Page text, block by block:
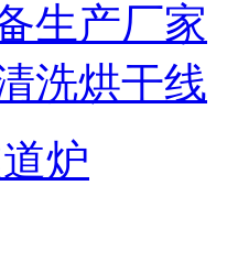
生产厂家
洗烘干线
炉